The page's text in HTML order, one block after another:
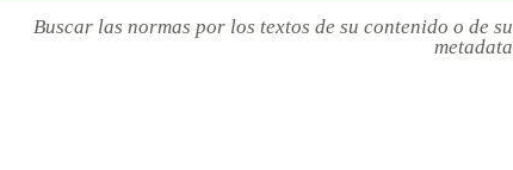
Buscar las normas por los textos de su contenido o de su
metadata